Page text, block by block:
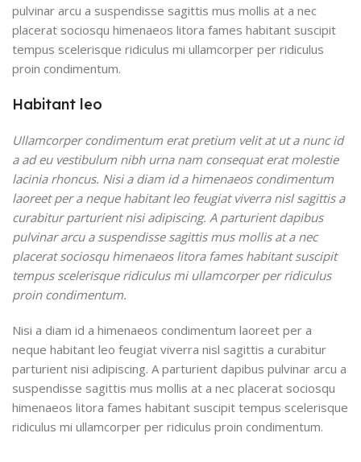
pulvinar arcu a suspendisse sagittis mus mollis at a nec
placerat sociosqu himenaeos litora fames habitant suscipit
tempus scelerisque ridiculus mi ullamcorper per ridiculus
proin condimentum.
Habitant leo
Ullamcorper condimentum erat pretium velit at ut a nunc id
a ad eu vestibulum nibh urna nam consequat erat molestie
lacinia rhoncus. Nisi a diam id a himenaeos condimentum
laoreet per a neque habitant leo feugiat viverra nisl sagittis a
curabitur parturient nisi adipiscing. A parturient dapibus
pulvinar arcu a suspendisse sagittis mus mollis at a nec
placerat sociosqu himenaeos litora fames habitant suscipit
tempus scelerisque ridiculus mi ullamcorper per ridiculus
proin condimentum.
Nisi a diam id a himenaeos condimentum laoreet per a
neque habitant leo feugiat viverra nisl sagittis a curabitur
parturient nisi adipiscing. A parturient dapibus pulvinar arcu a
suspendisse sagittis mus mollis at a nec placerat sociosqu
himenaeos litora fames habitant suscipit tempus scelerisque
ridiculus mi ullamcorper per ridiculus proin condimentum.